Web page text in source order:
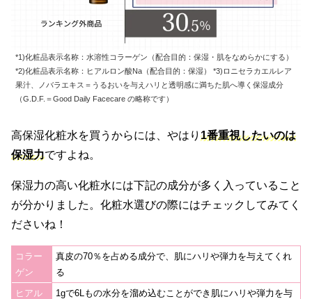
*1)化粧品表示名称：水溶性コラーゲン（配合目的：保湿・肌をなめらかにする）
*2)化粧品表示名称：ヒアルロン酸Na（配合目的：保湿） *3)ロニセラカエルレア
果汁、ノバラエキス＝うるおいを与えハリと透明感に満ちた肌へ導く保湿成分
（G.D.F.＝Good Daily Facecare の略称です）
高保湿化粧水を買うからには、やはり 1番重視したいのは
保湿力ですよね。
保湿力の高い化粧水には下記の成分が多く入っていること
が分かりました。化粧水選びの際にはチェックしてみてく
ださいね！
コラー
ゲン
真皮の70％を占める成分で、肌にハリや弾力を与えてくれ
る
ヒアル
1gで6Lもの水分を溜め込むことができ肌にハリや弾力を与